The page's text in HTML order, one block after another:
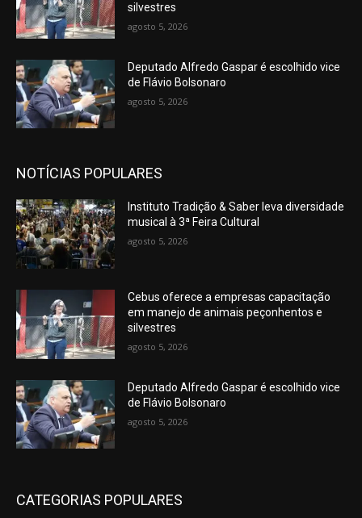
silvestres
agosto 5, 2026
Deputado Alfredo Gaspar é escolhido vice
de Flávio Bolsonaro
agosto 5, 2026
NOTÍCIAS POPULARES
Instituto Tradição & Saber leva diversidade
musical à 3ª Feira Cultural
agosto 5, 2026
Cebus oferece a empresas capacitação
em manejo de animais peçonhentos e
silvestres
agosto 5, 2026
Deputado Alfredo Gaspar é escolhido vice
de Flávio Bolsonaro
agosto 5, 2026
CATEGORIAS POPULARES